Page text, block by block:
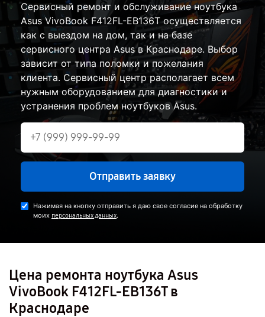
Сервисный ремонт и обслуживание ноутбука
Asus VivoBook F412FL-EB136T осуществляется
как с выездом на дом, так и на базе
сервисного центра Asus в Краснодаре. Выбор
зависит от типа поломки и пожелания
клиента. Сервисный центр располагает всем
нужным оборудованием для диагностики и
устранения проблем ноутбуков Asus.
Отправить заявку
Нажимая на кнопку отправить я даю свое согласие на обработку
моих персональных данных.
Цена ремонта ноутбука Asus
VivoBook F412FL-EB136T в
Краснодаре